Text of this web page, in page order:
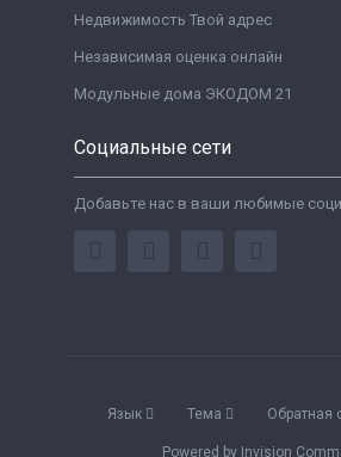
Недвижимость Твой адрес
Независимая оценка онлайн
Модульные дома ЭКОДОМ 21
Социальные сети
Добавьте нас в ваши любимые
Язык Тема Обратная
Powered by Invision